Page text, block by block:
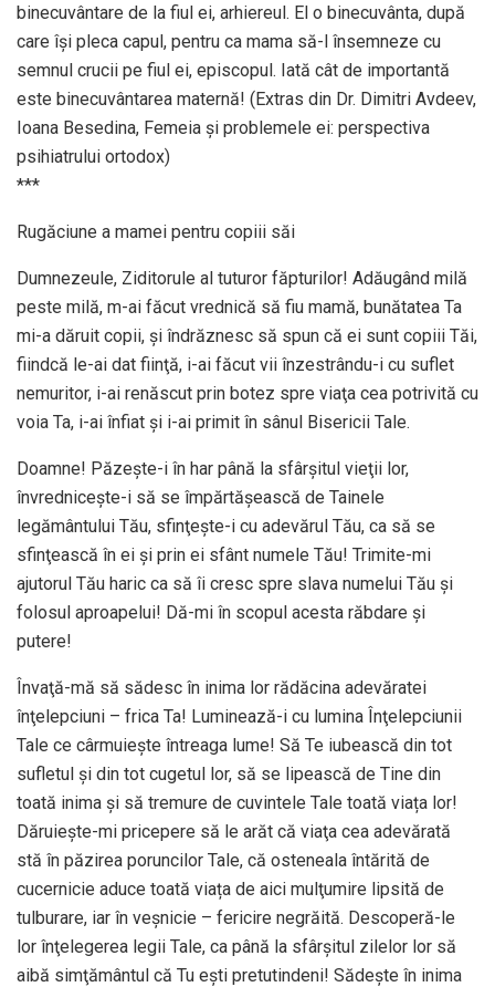
binecuvântare de la fiul ei, arhiereul. El o binecuvânta, după
care îşi pleca capul, pentru ca mama să-l însemneze cu
semnul crucii pe fiul ei, episcopul. Iată cât de importantă
este binecuvântarea maternă! (Extras din Dr. Dimitri Avdeev,
Ioana Besedina, Femeia și problemele ei: perspectiva
psihiatrului ortodox)
***
Rugăciune a mamei pentru copiii săi
Dumnezeule, Ziditorule al tuturor făpturilor! Adăugând milă
peste milă, m-ai făcut vrednică să fiu mamă, bunătatea Ta
mi-a dăruit copii, şi îndrăznesc să spun că ei sunt copiii Tăi,
fiindcă le-ai dat fiinţă, i-ai făcut vii înzestrându-i cu suflet
nemuritor, i-ai renăscut prin botez spre viaţa cea potrivită cu
voia Ta, i-ai înfiat şi i-ai primit în sânul Bisericii Tale.
Doamne! Păzeşte-i în har până la sfârşitul vieţii lor,
învredniceşte-i să se împărtăşească de Tainele
legământului Tău, sfinţeşte-i cu adevărul Tău, ca să se
sfinţească în ei şi prin ei sfânt numele Tău! Trimite-mi
ajutorul Tău haric ca să îi cresc spre slava numelui Tău şi
folosul aproapelui! Dă-mi în scopul acesta răbdare şi
putere!
Învaţă-mă să sădesc în inima lor rădăcina adevăratei
înţelepciuni – frica Ta! Luminează-i cu lumina Înţelepciunii
Tale ce cârmuieşte întreaga lume! Să Te iubească din tot
sufletul şi din tot cugetul lor, să se lipească de Tine din
toată inima şi să tremure de cuvintele Tale toată viața lor!
Dăruieşte-mi pricepere să le arăt că viaţa cea adevărată
stă în păzirea poruncilor Tale, că osteneala întărită de
cucernicie aduce toată viața de aici mulţumire lipsită de
tulburare, iar în veşnicie – fericire negrăită. Descoperă-le
lor înţelegerea legii Tale, ca până la sfârşitul zilelor lor să
aibă simţământul că Tu eşti pretutindeni! Sădeşte în inima